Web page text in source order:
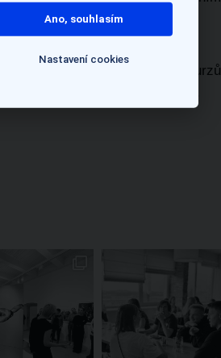
jejich odchodem přišla.
zahrnutí jazykových kurzů
pro vás ideální řešení.
Ano, souhlasím
Nastavení cookies